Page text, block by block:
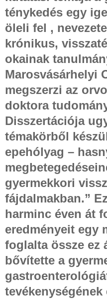
ténykedés egy
öleli fel ,
krónikus,
okainak
Marosvásárhelyi
megszerzi az
doktora
Disszertációja
témakörből
epehólyag –
gyermekkori
fájdalmakban.”
harminc éven át
eredményeit egy
foglalta össze ez
bővítette a
tevékenységének